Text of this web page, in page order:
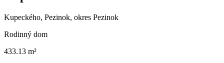
Kupeckého, Pezinok, okres Pezinok
Rodinný dom
433.13 m²